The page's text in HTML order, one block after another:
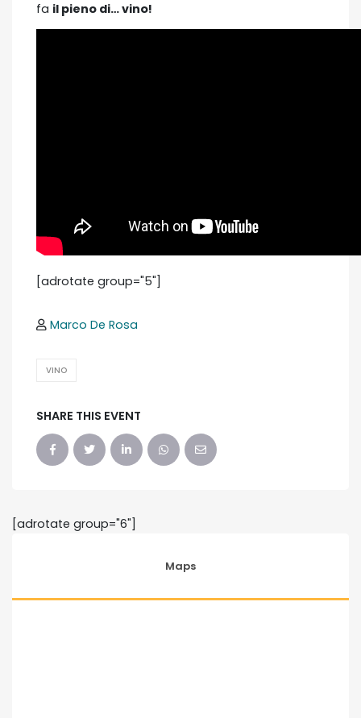
fa il pieno di… vino!
[adrotate group="5"]
Marco De Rosa
VINO
SHARE THIS EVENT
[adrotate group="6"]
Maps